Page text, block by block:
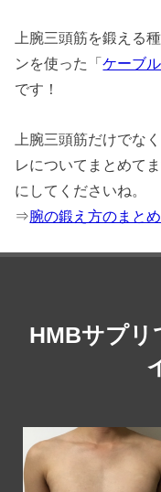
上腕三頭筋を鍛える
ンを使った「ケーブ
です！
上腕三頭筋だけでな
レについてまとめて
にしてくださいね。
⇒腕の鍛え方のまと
HMBサプリ